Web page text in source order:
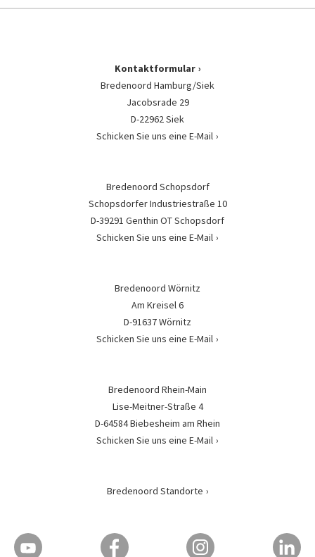
Kontaktformular
Bredenoord Hamburg/Siek
Jacobsrade 29
D-22962 Siek
Schicken Sie uns eine E-Mail
Bredenoord Schopsdorf
Schopsdorfer Industriestraße 10
D-39291 Genthin OT Schopsdorf
Schicken Sie uns eine E-Mail
Bredenoord Wörnitz
Am Kreisel 6
D-91637 Wörnitz
Schicken Sie uns eine E-Mail
Bredenoord Rhein-Main
Lise-Meitner-Straße 4
D-64584 Biebesheim am Rhein
Schicken Sie uns eine E-Mail
Bredenoord Standorte